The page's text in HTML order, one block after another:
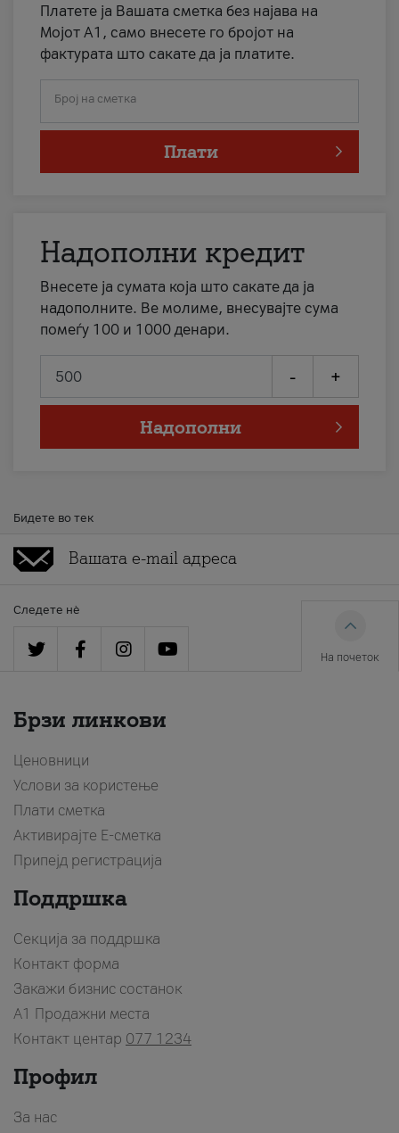
Платете ја Вашата сметка без најава на
Мојот А1, само внесете го бројот на
фактурата што сакате да ја платите.
Број на сметка
Плати
Надополни кредит
Внесете ја сумата која што сакате да ја
надополните. Ве молиме, внесувајте сума
помеѓу 100 и 1000 денари.
- +
Надополни
Бидете во тек
Следете нè
На почеток
Брзи линкови
Ценовници
Услови за користење
Плати сметка
Активирајте Е-сметка
Припејд регистрација
Поддршка
Секција за поддршка
Контакт форма
Закажи бизнис состанок
A1 Продажни места
Контакт центар 077 1234
Профил
За нас